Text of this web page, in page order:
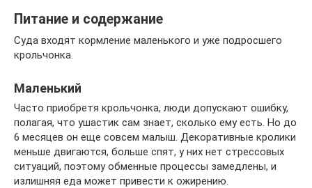
Питание и содержание
Суда входят кормление маленького и уже подросшего
крольчонка.
Маленький
Часто приобретя крольчонка, люди допускают ошибку,
полагая, что ушастик сам знает, сколько ему есть. Но до
6 месяцев он еще совсем малыш. Декоративные кролики
меньше двигаются, больше спят, у них нет стрессовых
ситуаций, поэтому обменные процессы замедлены, и
излишняя еда может привести к ожирению.